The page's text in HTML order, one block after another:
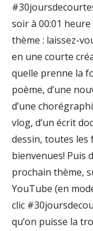
soir à 00:01
thème : laissez-
en une courte
quelle prenne la
poème, d’une
d’une
vlog, d’un écrit
dessin, toutes
bienvenues! Puis
prochain thème,
YouTube (en
clic
qu’on puisse la